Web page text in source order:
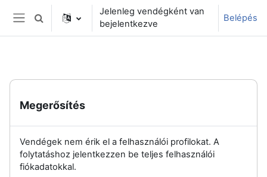
Tovább a fő tartalomhoz
Oldalpanel
Keresési bemeneti adatok váltása
Jelenleg vendégként van
bejelentkezve
Belépés
Megerősítés
Vendégek nem érik el a felhasználói profilokat. A
folytatáshoz jelentkezzen be teljes felhasználói
fiókadatokkal.